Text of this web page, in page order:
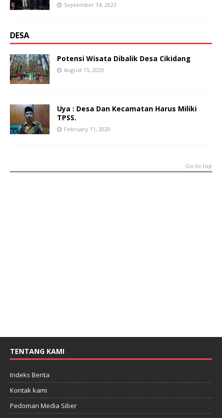
September 14, 2023
DESA
Potensi Wisata Dibalik Desa Cikidang
August 15, 2020
Uya : Desa Dan Kecamatan Harus Miliki
TPSS.
February 11, 2020
Go to top
TENTANG KAMI
Indeks Berita
Kontak kami
Pedoman Media Siber